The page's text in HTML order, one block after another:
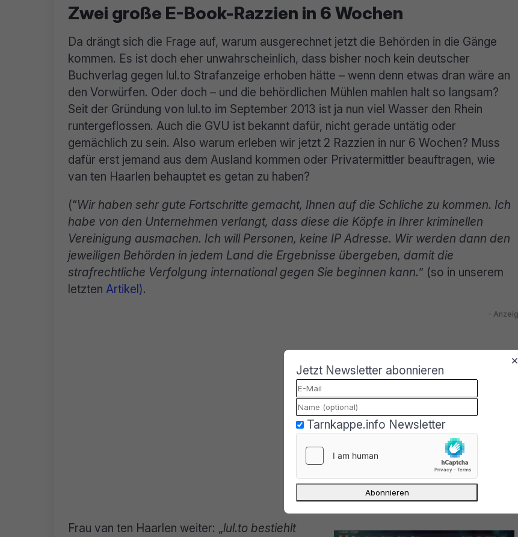
Zwei große E-Book-Razzien in 6 Wochen
Da drängt sich die Frage auf, warum ausgerechnet jetzt die Behörden in die Gänge
kommen. Es ist doch eher unwahrscheinlich, dass bisher noch kein deutscher
Buchverlag gegen lul.to Strafanzeige erhoben hätte – wenn denn etwas dran wäre an
den Vorwürfen. Oder doch – und die behördlichen Mühlen mahlen halt so langsam?
Seit der Gründung von lul.to im September 2013 ist ja nun viel Wasser den Rhein
runtergeflossen. Auch die GVU ist bekannt dafür, nicht gerade untätig oder
gemächlich zu sein. Also warum erleben wir jetzt 2 Razzien in nur 6 Wochen? Muss
dafür erst jemand aus dem Ausland kommen oder Privatermittler beauftragen, wie
van ten Haarlen behauptet es getan zu haben?
(“Wir haben sehr gute Fortschritte gemacht, Ihnen auf die Schliche zu kommen. Ich
habe von den Unternehmen verlangt, dass diese die Köpfe in Ihrer kriminellen
Vereinigung ausmachen. Ich will Personen, keine IP Adresse. Wir werden dann den
jeweiligen Behörden in jedem Land die Ergebnisse übergeben, damit die
strafrechtliche Verfolgung international gegen Sie beginnen kann.” (so in unserem
letzten Artikel).
Frau van ten Haarlen weiter: „lul.to bestiehlt
×
Jetzt Newsletter abonnieren
Tarnkappe.info Newsletter